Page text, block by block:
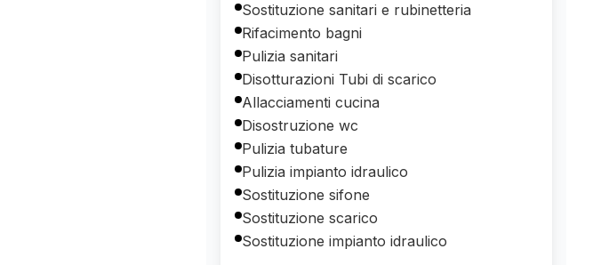
Sostituzione sanitari e rubinetteria
Rifacimento bagni
Pulizia sanitari
Disotturazioni Tubi di scarico
Allacciamenti cucina
Disostruzione wc
Pulizia tubature
Pulizia impianto idraulico
Sostituzione sifone
Sostituzione scarico
Sostituzione impianto idraulico